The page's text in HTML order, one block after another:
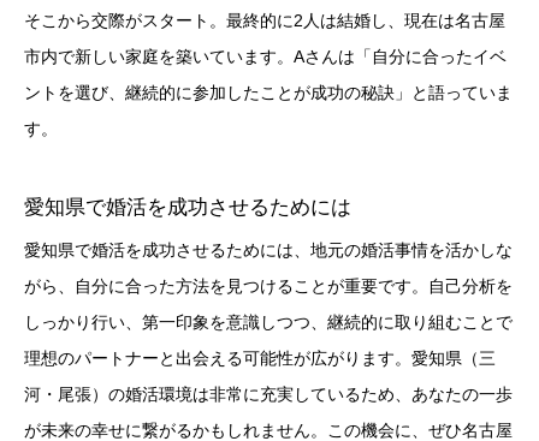
そこから交際がスタート。最終的に2人は結婚し、現在は名古屋
市内で新しい家庭を築いています。Aさんは「自分に合ったイベ
ントを選び、継続的に参加したことが成功の秘訣」と語っていま
す。
愛知県で婚活を成功させるためには
愛知県で婚活を成功させるためには、地元の婚活事情を活かしな
がら、自分に合った方法を見つけることが重要です。自己分析を
しっかり行い、第一印象を意識しつつ、継続的に取り組むことで
理想のパートナーと出会える可能性が広がります。愛知県（三
河・尾張）の婚活環境は非常に充実しているため、あなたの一歩
が未来の幸せに繋がるかもしれません。この機会に、ぜひ名古屋